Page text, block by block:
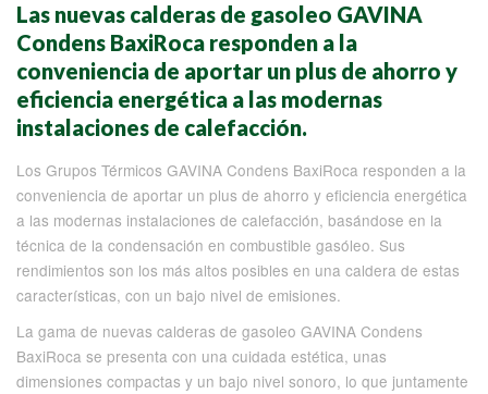
Las nuevas calderas de gasoleo GAVINA
Condens BaxiRoca responden a la
conveniencia de aportar un plus de ahorro y
eficiencia energética a las modernas
instalaciones de calefacción.
Los Grupos Térmicos GAVINA Condens BaxiRoca responden a la
conveniencia de aportar un plus de ahorro y eficiencia energética
a las modernas instalaciones de calefacción, basándose en la
técnica de la condensación en combustible gasóleo. Sus
rendimientos son los más altos posibles en una caldera de estas
características, con un bajo nivel de emisiones.
La gama de nuevas calderas de gasoleo GAVINA Condens
BaxiRoca se presenta con una cuidada estética, unas
dimensiones compactas y un bajo nivel sonoro, lo que juntamente